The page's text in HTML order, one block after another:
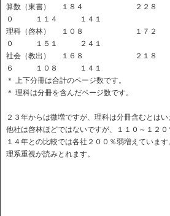
算数（東書） １８４
０ １１４ １４１
理科（啓林） １０８
０ １５１ ２４１
社会（教出） １６８
６ １０８ １４１
＊ 上下分冊は合計のページ数です。
＊ 理科は分冊を含んだページ数です。
２３年からは微増ですが、理科は分冊含むとはい
他社は啓林ほどではないですが、１１０～１２０
１４年との比較では各社２００％弱増えています
理系重視が読みとれます。